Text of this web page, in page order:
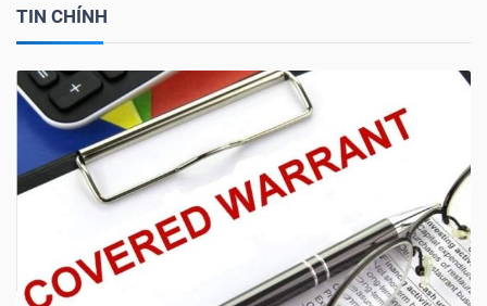
TIN CHÍNH
Công
cụ